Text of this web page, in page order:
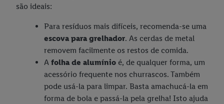
são ideais:
Para resíduos mais difíceis, recomenda-se uma
escova para grelhador. As cerdas de metal
removem facilmente os restos de comida.
A folha de alumínio é, de qualquer forma, um
acessório frequente nos churrascos. Também
pode usá-la para limpar. Basta amachucá-la em
forma de bola e passá-la pela grelha! Isto ajuda